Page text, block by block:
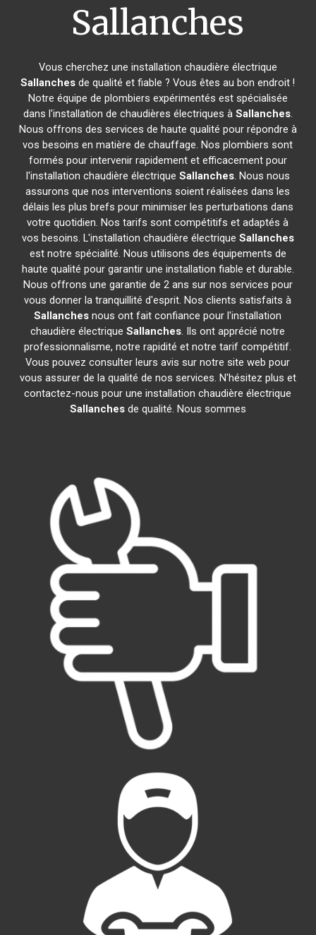
Sallanches
Vous cherchez une installation chaudière électrique
Sallanches de qualité et fiable ? Vous êtes au bon endroit !
Notre équipe de plombiers expérimentés est spécialisée
dans l'installation de chaudières électriques à Sallanches.
Nous offrons des services de haute qualité pour répondre à
vos besoins en matière de chauffage. Nos plombiers sont
formés pour intervenir rapidement et efficacement pour
l'installation chaudière électrique Sallanches. Nous nous
assurons que nos interventions soient réalisées dans les
délais les plus brefs pour minimiser les perturbations dans
votre quotidien. Nos tarifs sont compétitifs et adaptés à
vos besoins. L'installation chaudière électrique Sallanches
est notre spécialité. Nous utilisons des équipements de
haute qualité pour garantir une installation fiable et durable.
Nous offrons une garantie de 2 ans sur nos services pour
vous donner la tranquillité d'esprit. Nos clients satisfaits à
Sallanches nous ont fait confiance pour l'installation
chaudière électriqueSallanches. Ils ont apprécié notre
professionnalisme, notre rapidité et notre tarif compétitif.
Vous pouvez consulter leurs avis sur notre site web pour
vous assurer de la qualité de nos services. N'hésitez plus et
contactez-nous pour une installation chaudière électrique
Sallanchesde qualité. Nous sommes